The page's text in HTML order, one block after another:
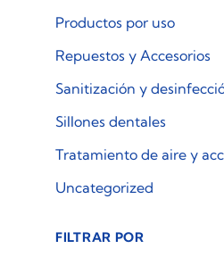
Productos por uso
Repuestos y Accesorios
Sanitización y
Sillones dentales
Tratamiento de aire y
Uncategorized
FILTRAR POR